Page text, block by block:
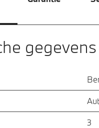
gegevens
3